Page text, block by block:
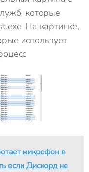
которые
На картинке,
использует
микрофон в
если Дискорд не